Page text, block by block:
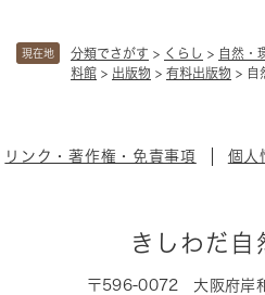
現在地 分類でさがす > くらし > 自然・
料館 > 出版物 > 有料出版物 > 自
リンク・著作権・免責事項 個人
きしわだ自
〒596-0072
大阪府岸